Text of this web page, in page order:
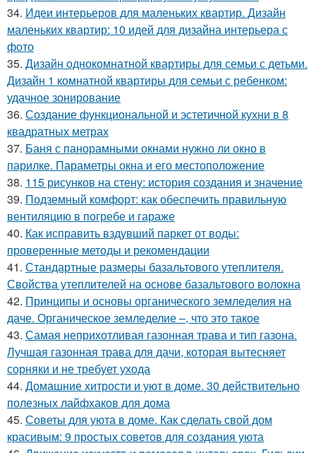
34. Идеи интерьеров для маленьких квартир. Дизайн
маленьких квартир: 10 идей для дизайна интерьера с
фото
35. Дизайн однокомнатной квартиры для семьи с детьми.
Дизайн 1 комнатной квартиры для семьи с ребенком:
удачное зонирование
36. Создание функциональной и эстетичной кухни в 8
квадратных метрах
37. Баня с панорамными окнами нужно ли окно в
парилке. Параметры окна и его местоположение
38. 115 рисунков на стену: история создания и значение
39. Подземный комфорт: как обеспечить правильную
вентиляцию в погребе и гараже
40. Как исправить вздувший паркет от воды:
проверенные методы и рекомендации
41. Стандартные размеры базальтового утеплителя.
Свойства утеплителей на основе базальтового волокна
42. Принципы и основы органического земледелия на
даче. Органическое земледелие –, что это такое
43. Самая неприхотливая газонная трава и тип газона.
Лучшая газонная трава для дачи, которая вытесняет
сорняки и не требует ухода
44. Домашние хитрости и уют в доме. 30 действительно
полезных лайфхаков для дома
45. Советы для уюта в доме. Как сделать свой дом
красивым: 9 простых советов для создания уюта